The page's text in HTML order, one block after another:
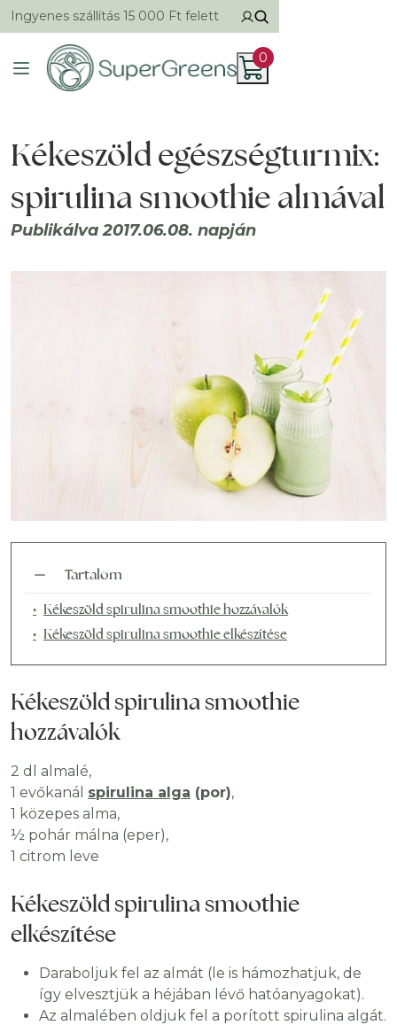
Ingyenes szállítás 15 000 Ft felett
0
Kékeszöld egészségturmix:
spirulina smoothie almával
Publikálva 2017.06.08. napján
Tartalom
Kékeszöld spirulina smoothie hozzávalók
Kékeszöld spirulina smoothie elkészítése
Kékeszöld spirulina smoothie
hozzávalók
2 dl almalé,
1 evőkanál spirulina alga (por),
1 közepes alma,
½ pohár málna (eper),
1 citrom leve
Kékeszöld spirulina smoothie
elkészítése
Daraboljuk fel az almát (le is hámozhatjuk, de
így elvesztjük a héjában lévő hatóanyagokat).
Az almalében oldjuk fel a porított spirulina algát.